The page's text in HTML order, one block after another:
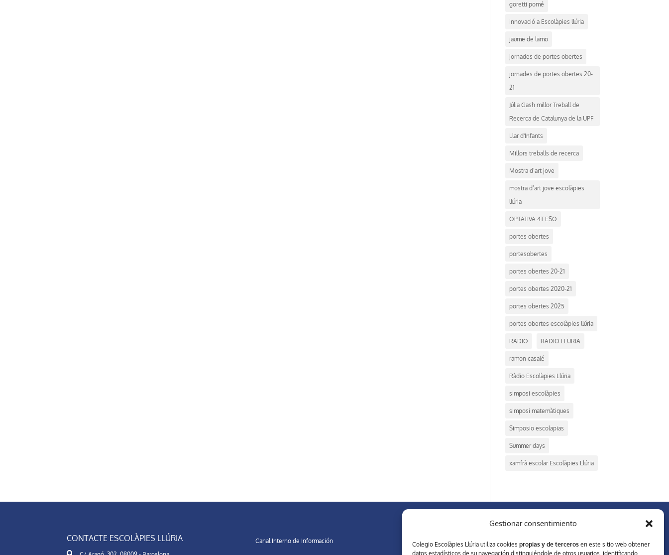
Gestionar consentimiento
Colegio Escolàpies Llúria utiliza cookies propias y de terceros en este sitio web obtener
datos estadísticos de su navegación distinguiéndole de otros usuarios, identificando
goretti pomé
innovació a Escolàpies llúria
jaume de lamo
jornades de portes obertes
jornades de portes obertes 20-
21
Júlia Gash millor Treball de
Recerca de Catalunya de la UPF
Llar d'Infants
Millors treballs de recerca
Mostra d’art jove
mostra d’art jove escolàpies
llúria
OPTATIVA 4T ESO
portes obertes
portesobertes
portes obertes 20-21
portes obertes 2020-21
portes obertes 2025
portes obertes escolàpies llúria
RADIO RADIO LLURIA
ramon casalé
Ràdio Escolàpies Llúria
simposi escolàpies
simposi matemàtiques
Simposio escolapias
Summer days
xamfrà escolar Escolàpies Llúria
CONTACTE ESCOLÀPIES LLÚRIA Canal Interno de Información